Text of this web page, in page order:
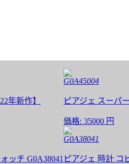
作】
G0A38041
G0A45004
ピアジェ スーパーコ
価格:35000 円
G0A38041
ピアジェ 時計 コピー